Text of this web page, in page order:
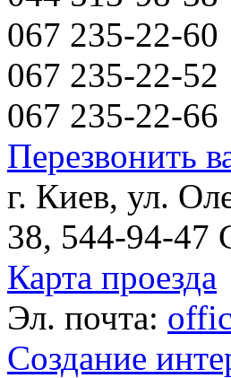
067 235-22-60
067 235-22-52
067 235-22-66
Перезвонить
г. Киев, ул.
38, 544-94-47
Карта проезда
Эл. почта:
Создание